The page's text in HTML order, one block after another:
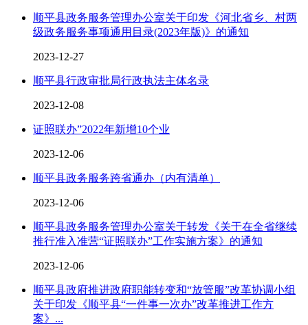
顺平县政务服务管理办公室关于印发《河北省乡、村两
级政务服务事项通用目录(2023年版)》的通知
2023-12-27
顺平县行政审批局行政执法主体名录
2023-12-08
证照联办”2022年新增10个业
2023-12-06
顺平县政务服务跨省通办（内有清单）
2023-12-06
顺平县政务服务管理办公室关于转发《关于在全省继续
推行准入准营“证照联办”工作实施方案》的通知
2023-12-06
顺平县政府推进政府职能转变和“放管服”改革协调小组
关于印发《顺平县“一件事一次办”改革推进工作方
案》...